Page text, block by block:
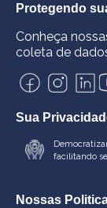
Protegendo
Conheça
coleta de
Sua
facilitando
Nossas